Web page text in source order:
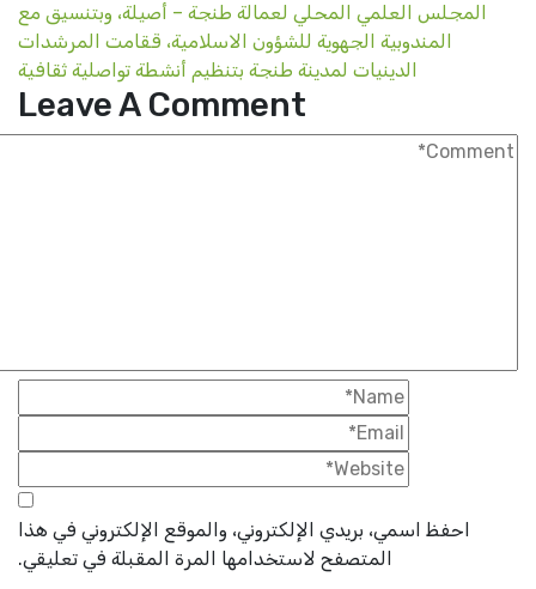
المجلس العلمي المحلي لعمالة طنجة – أصيلة، وبتنسيق مع
المندوبية الجهوية للشؤون الاسلامية، ققامت المرشدات
الدينيات لمدينة طنجة بتنظيم أنشطة تواصلية ثقافية
Leave A Comment
احفظ اسمي، بريدي الإلكتروني، والموقع الإلكتروني في هذا
المتصفح لاستخدامها المرة المقبلة في تعليقي.